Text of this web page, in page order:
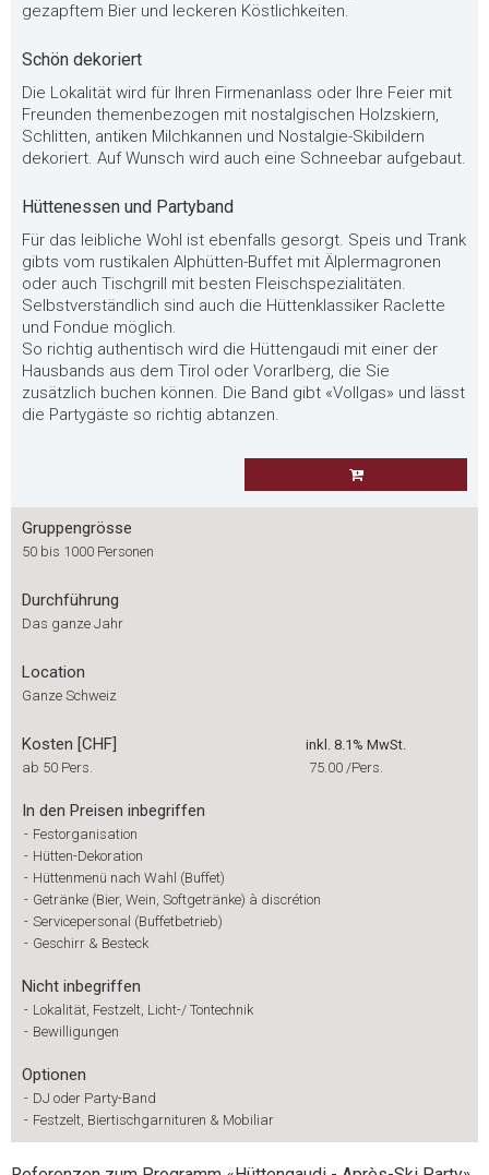
gezapftem Bier und leckeren Köstlichkeiten.
Schön dekoriert
Die Lokalität wird für Ihren Firmenanlass oder Ihre Feier mit
Freunden themenbezogen mit nostalgischen Holzskiern,
Schlitten, antiken Milchkannen und Nostalgie-Skibildern
dekoriert. Auf Wunsch wird auch eine Schneebar aufgebaut.
Hüttenessen und Partyband
Für das leibliche Wohl ist ebenfalls gesorgt. Speis und Trank
gibts vom rustikalen Alphütten-Buffet mit Älplermagronen
oder auch Tischgrill mit besten Fleischspezialitäten.
Selbstverständlich sind auch die Hüttenklassiker Raclette
und Fondue möglich.
So richtig authentisch wird die Hüttengaudi mit einer der
Hausbands aus dem Tirol oder Vorarlberg, die Sie
zusätzlich buchen können. Die Band gibt «Vollgas» und lässt
die Partygäste so richtig abtanzen.
Gruppengrösse
50 bis 1000 Personen
Durchführung
Das ganze Jahr
Location
Ganze Schweiz
Kosten [CHF]
inkl. 8.1% MwSt.
ab 50 Pers.
75.00 /Pers.
In den Preisen inbegriffen
- Festorganisation
- Hütten-Dekoration
- Hüttenmenü nach Wahl (Buffet)
- Getränke (Bier, Wein, Softgetränke) à discrétion
- Servicepersonal (Buffetbetrieb)
- Geschirr & Besteck
Nicht inbegriffen
- Lokalität, Festzelt, Licht-/ Tontechnik
- Bewilligungen
Optionen
- DJ oder Party-Band
- Festzelt, Biertischgarnituren & Mobiliar